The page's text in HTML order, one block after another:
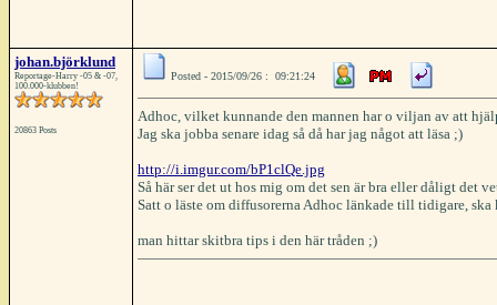
johan.björklund
Reportage-Harry -05 & -07,
100.000-klubben!
20863 Posts
Posted - 2015/09/26 : 09:21:24
Adhoc, vilket kunnande den mannen har o viljan av att
Jag ska jobba senare idag så då har jag något att läsa ;)
http://i.imgur.com/bP1clQe.jpg
Så här ser det ut hos mig om det sen är bra eller dåligt det
Satt o läste om diffusorerna Adhoc länkade till tidigare,
man hittar skitbra tips i den här tråden ;)